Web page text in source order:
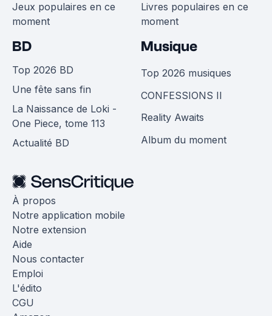
Jeux populaires en ce
moment
Livres populaires en ce
moment
BD
Top 2026 BD
Une fête sans fin
La Naissance de Loki -
One Piece, tome 113
Actualité BD
Musique
Top 2026 musiques
CONFESSIONS II
Reality Awaits
Album du moment
À propos
Notre application mobile
Notre extension
Aide
Nous contacter
Emploi
L'édito
CGU